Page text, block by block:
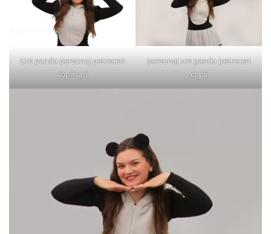
Urs panda personaj petreceri
copii Iasi
personaj urs panda petreceri
copii